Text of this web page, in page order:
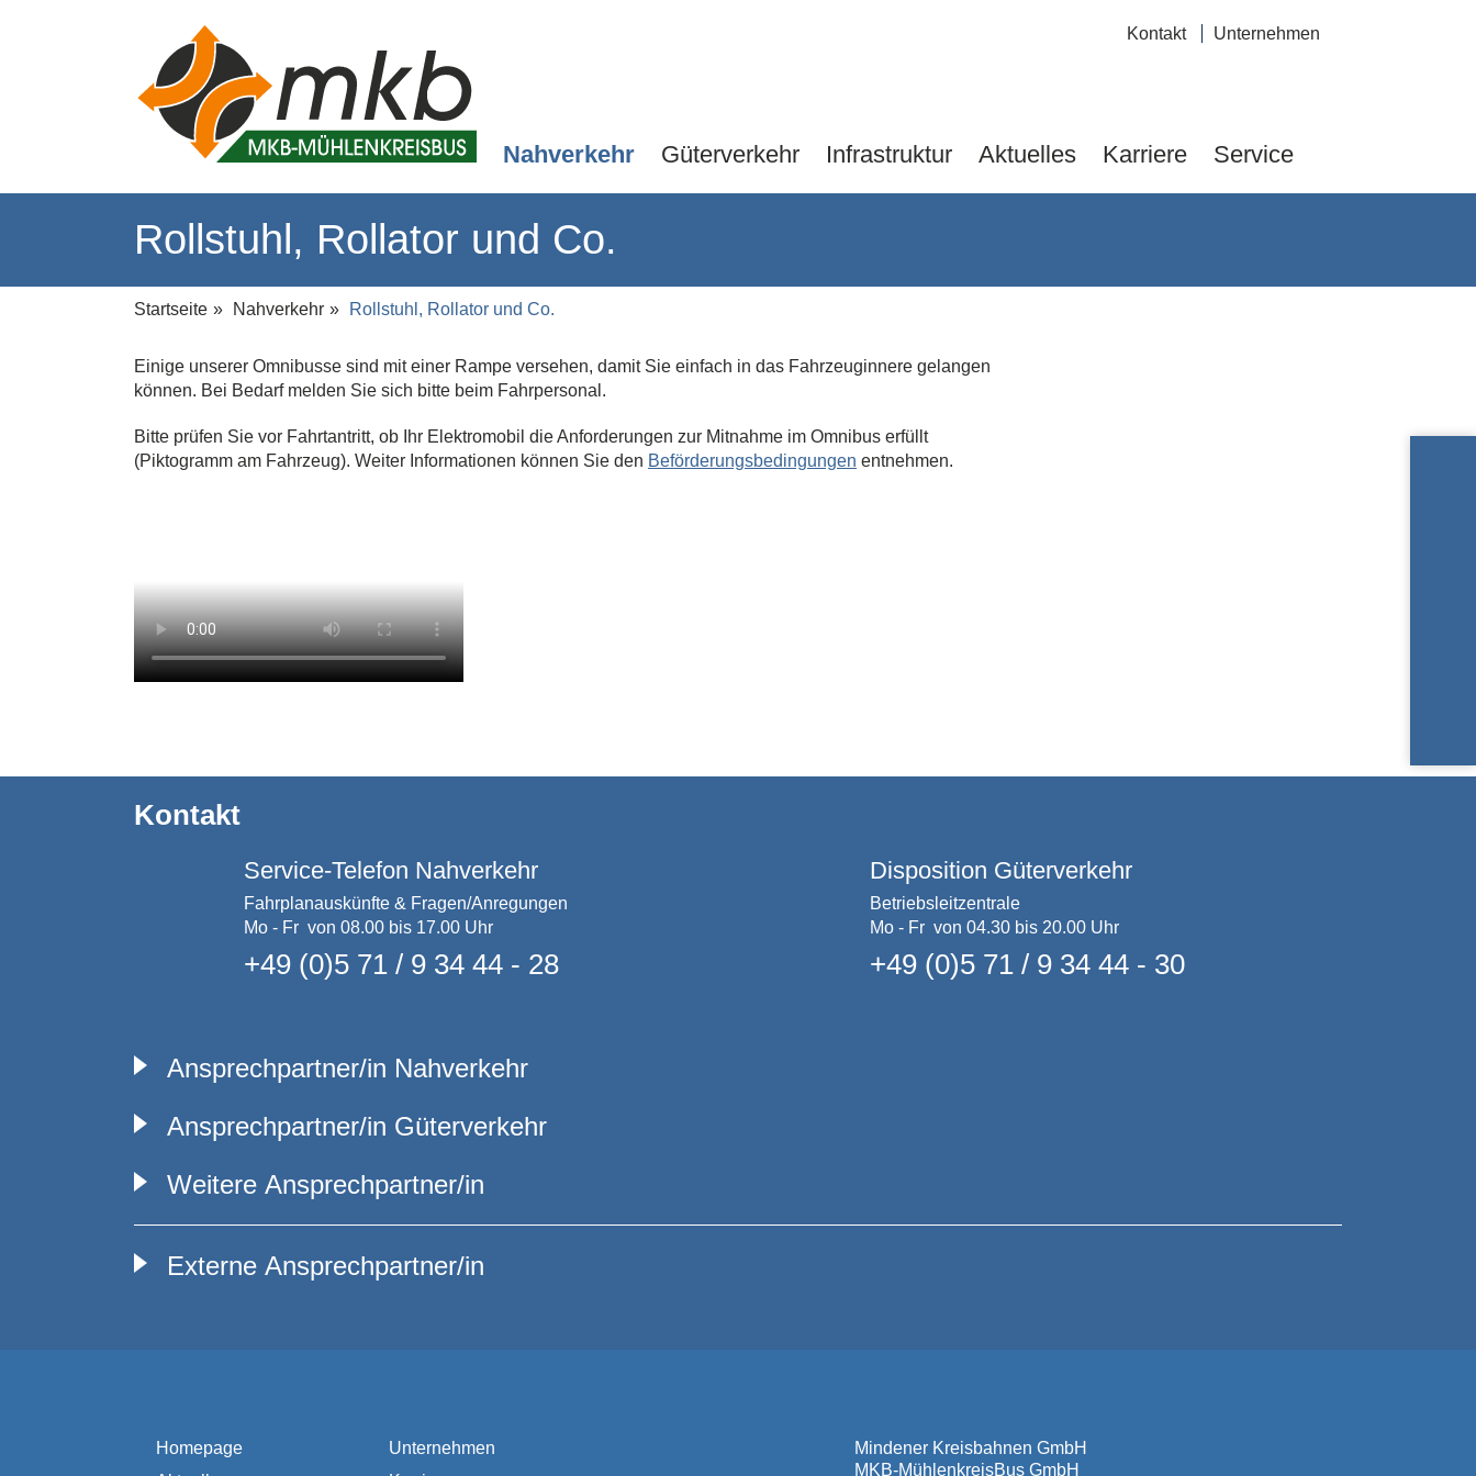
Navigation
Nahverkehr Güterverkehr Infrastruktur Aktuelles Karriere Service
Navigation
Kontakt Unternehmen
Rollstuhl, Rollator und Co.
Startseite Nahverkehr Rollstuhl, Rollator und Co.
Einige unserer Omnibusse sind mit einer Rampe versehen, damit Sie einfach in das Fahrzeuginnere gelangen
können. Bei Bedarf melden Sie sich bitte beim Fahrpersonal.
Bitte prüfen Sie vor Fahrtantritt, ob Ihr Elektromobil die Anforderungen zur Mitnahme im Omnibus erfüllt
(Piktogramm am Fahrzeug). Weiter Informationen können Sie den Beförderungsbedingungen entnehmen.
Kontakt
Service-Telefon Nahverkehr
Fahrplanauskünfte & Fragen/Anregungen
Mo - Fr von 08.00 bis 17.00 Uhr
+49 (0)5 71 / 9 34 44 - 28
Disposition Güterverkehr
Betriebsleitzentrale
Mo - Fr von 04.30 bis 20.00 Uhr
+49 (0)5 71 / 9 34 44 - 30
Ansprechpartner/in Nahverkehr
Ansprechpartner/in Güterverkehr
Weitere Ansprechpartner/in
Externe Ansprechpartner/in
Homepage
Unternehmen
Mindener Kreisbahnen GmbH
MKB-MühlenkreisBus GmbH